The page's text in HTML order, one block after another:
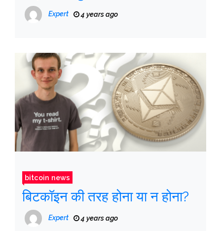
Expert 4 years ago
bitcoin news
बिटकॉइन की तरह होना या न होना?
Expert 4 years ago